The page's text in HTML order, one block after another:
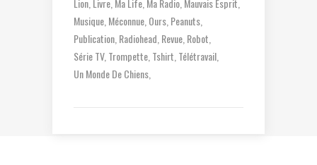
Lion Livre Ma Life Ma Radio Mauvais Esprit
Musique Méconnue Ours Peanuts
Publication Radiohead Revue Robot
Série TV Trompette Tshirt Télétravail
Un Monde De Chiens